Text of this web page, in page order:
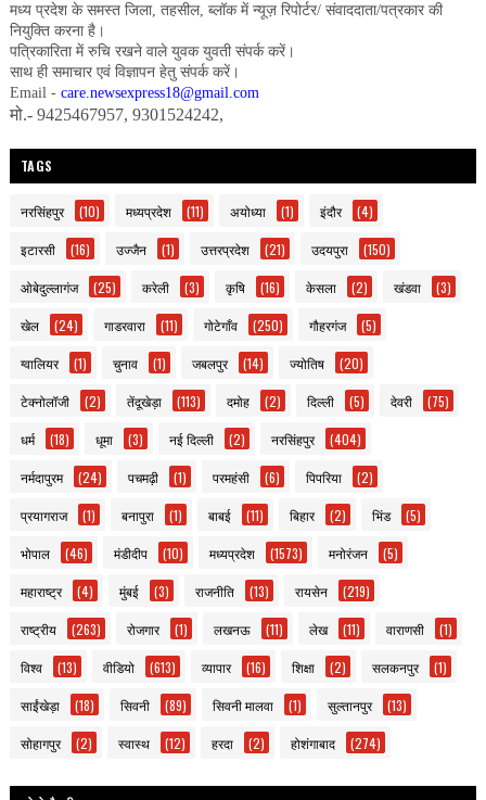
मध्य प्रदेश के समस्त जिला, तहसील, ब्लॉक में न्यूज़ रिपोर्टर/ संवाददाता/पत्रकार की
नियुक्ति करना है।
पत्रिकारिता में रुचि रखने वाले युवक युवती संपर्क करें।
साथ ही समाचार एवं विज्ञापन हेतु संपर्क करें।
Email - care.newsexpress18@gmail.com
मो.- 9425467957, 9301524242,
TAGS
नरसिंहपुर (10) मध्यप्रदेश (11) अयोध्या (1) इंदौर (4)
इटारसी (16) उज्जैन (1) उत्तरप्रदेश (21) उदयपुरा (150)
ओबेदुल्लागंज (25) करेली (3) कृषि (16) केसला (2) खंडवा (3)
खेल (24) गाडरवारा (11) गोटेगाँव (250) गौहरगंज (5)
ग्वालियर (1) चुनाव (1) जबलपुर (14) ज्योतिष (20)
टेक्नोलॉजी (2) तेंदूखेड़ा (113) दमोह (2) दिल्ली (5) देवरी (75)
धर्म (18) धूमा (3) नई दिल्ली (2) नरसिंहपुर (404)
नर्मदापुरम (24) पचमढ़ी (1) परमहंसी (6) पिपरिया (2)
प्रयागराज (1) बनापुरा (1) बाबई (11) बिहार (2) भिंड (5)
भोपाल (46) मंडीदीप (10) मध्यप्रदेश (1573) मनोरंजन (5)
महाराष्ट्र (4) मुंबई (3) राजनीति (13) रायसेन (219)
राष्ट्रीय (263) रोजगार (1) लखनऊ (11) लेख (11) वाराणसी (1)
विश्व (13) वीडियो (613) व्यापार (16) शिक्षा (2) सलकनपुर (1)
साईंखेड़ा (18) सिवनी (89) सिवनी मालवा (1) सुल्तानपुर (13)
सोहागपुर (2) स्वास्थ (12) हरदा (2) होशंगाबाद (274)